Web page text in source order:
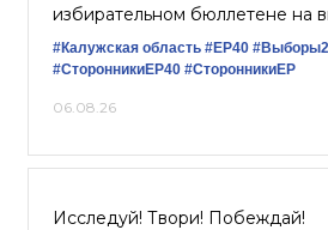
избирательном бюллетене на
#Калужская область #ЕР40
#СторонникиЕР40 #СторонникиЕР
06.08.26
Исследуй! Твори! Побеждай!